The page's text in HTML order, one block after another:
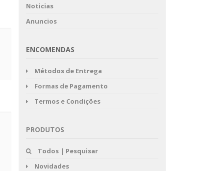
Noticias
Anuncios
ENCOMENDAS
Métodos de Entrega
Formas de Pagamento
Termos e Condições
PRODUTOS
Todos | Pesquisar
Novidades